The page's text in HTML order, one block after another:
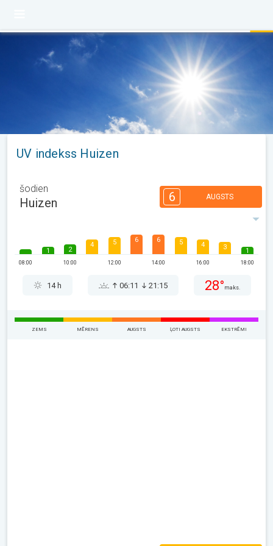
UV indekss Huizen
šodien
Huizen 6 AUGSTS
08:00
1 2
10:00
4 5
12:00
6 6
14:00
5 4
16:00
3 1
18:00
14 h 06:11 21:15 28° maks.
ZEMS MĒRENS AUGSTS ĻOTI AUGSTS EKSTRĒMI